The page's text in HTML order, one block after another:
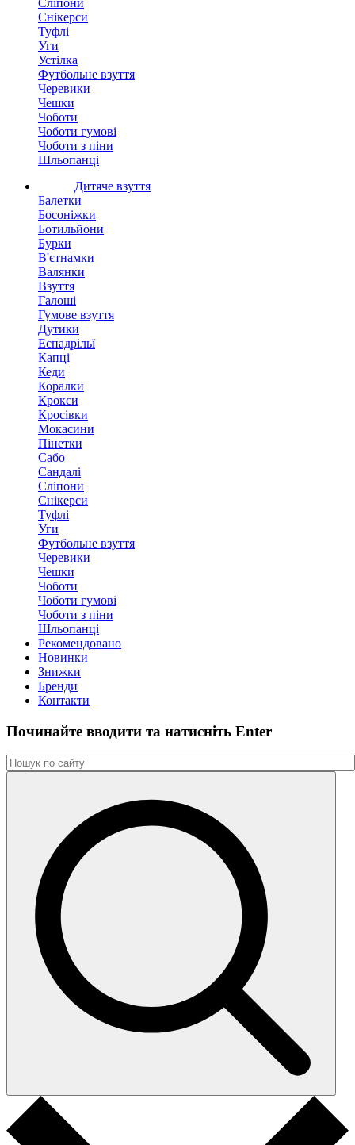
Сліпони
Снікерси
Туфлі
Уги
Устілка
Футбольне взуття
Черевики
Чешки
Чоботи
Чоботи гумові
Чоботи з піни
Шльопанці
Дитяче взуття
Балетки
Босоніжки
Ботильйони
Бурки
В'єтнамки
Валянки
Взуття
Галоші
Гумове взуття
Дутики
Еспадрільї
Капці
Кеди
Коралки
Крокси
Кросівки
Мокасини
Пінетки
Сабо
Сандалі
Сліпони
Снікерси
Туфлі
Уги
Футбольне взуття
Черевики
Чешки
Чоботи
Чоботи гумові
Чоботи з піни
Шльопанці
Рекомендовано
Новинки
Знижки
Бренди
Контакти
Починайте вводити та натиснiть Enter